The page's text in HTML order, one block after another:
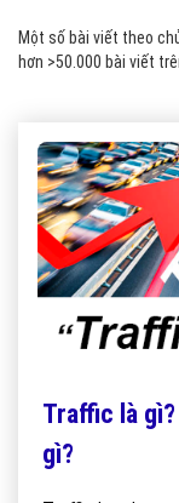
Một số bài viết theo
hơn >50.000 bài viết
Traffic là
gì?